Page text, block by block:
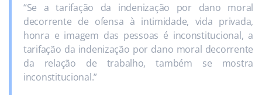
“Se a tarifação da indenização por dano moral
decorrente de ofensa à intimidade, vida privada,
honra e imagem das pessoas é inconstitucional, a
tarifação da indenização por dano moral decorrente
da relação de trabalho, também se mostra
inconstitucional.”